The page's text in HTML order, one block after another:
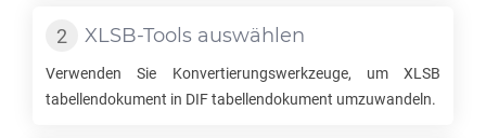
XLSB-Tools auswählen
Verwenden Sie Konvertierungswerkzeuge, um XLSB
tabellendokument in DIFtabellendokument umzuwandeln.